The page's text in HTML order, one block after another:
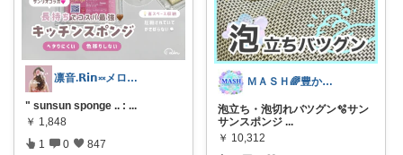
凛音.𝗥𝗶𝗻༝༝メロウな暮らし🧸
" sunsun sponge .. : ...
￥ 1,848
1 0 847
ＭＡＳＨ🌈豊かな生活へカスタマイズ🌈
泡立ち・泡切れバツグン🫧サン
サンスポンジ ...
￥ 10,312